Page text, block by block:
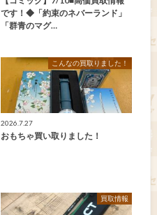
です！◆「約束のネバーランド」
「群青のマグ…
こんなの買取りました！
2026.7.27
おもちゃ買い取りました！
買取情報